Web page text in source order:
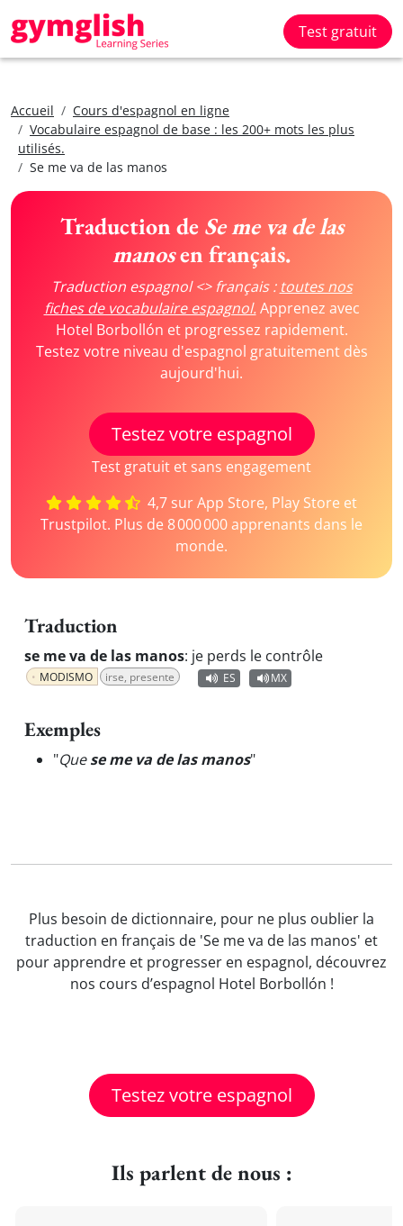
Test gratuit
Accueil
Cours d'espagnol en ligne
Vocabulaire espagnol de base : les 200+ mots les plus
utilisés.
Se me va de las manos
Traduction de Se me va de las
manosen français.
Traduction espagnol <> français : toutes nos
fiches de vocabulaire espagnol.Apprenez avec
Hotel Borbollón et progressez rapidement.
Testez votre niveau d'espagnol gratuitement dès
aujourd'hui.
Testez votre espagnol
Test gratuit et sans engagement
4,7 sur App Store, Play Store et
Trustpilot. Plus de 8 000 000 apprenants dans le
monde.
Traduction
se me va de las manos: je perds le contrôle
MODISMO irse, presente ES MX
Exemples
"Quese me va de las manos"
Plus besoin de dictionnaire, pour ne plus oublier la
traduction en français de 'Se me va de las manos' et
pour apprendre et progresser en espagnol, découvrez
nos cours d’espagnol Hotel Borbollón !
Testez votre espagnol
Ils parlent de nous :